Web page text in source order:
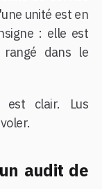
unité est en
: elle est
dans le
est clair. Lus
audit de